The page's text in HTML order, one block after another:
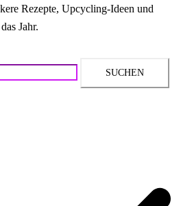
Rezepte, Upcycling-Ideen und
Jahr.